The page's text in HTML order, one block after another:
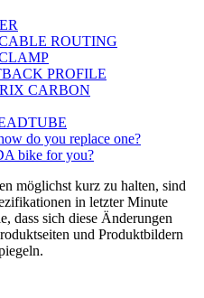
ROUTING
PROFILE
CARBON
do you replace one?
bike for you?
möglichst kurz zu halten, sind
in letzter Minute
dass sich diese Änderungen
und Produktbildern